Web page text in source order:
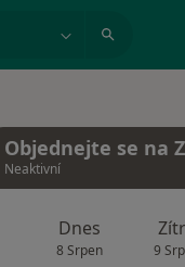
Objednejte se na
Neaktivní
Dnes
8 Srpen 9